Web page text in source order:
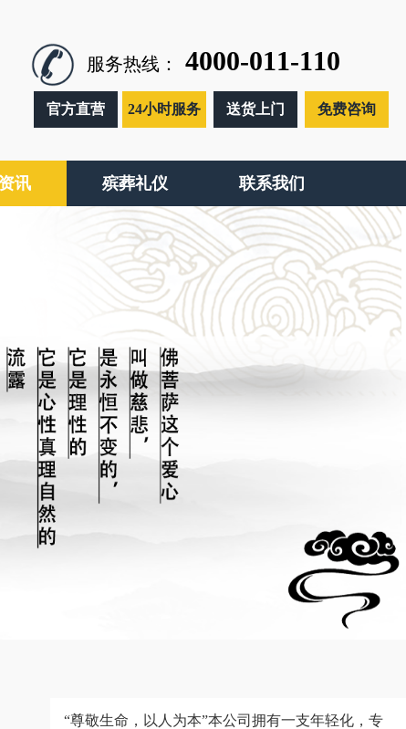
服务热线： 4000-011-110
官方直营 24小时服务 送货上门 免费咨询
讯 殡葬礼仪 联系我们
“尊敬生命，以人为本”本公司拥有一支年轻化，专